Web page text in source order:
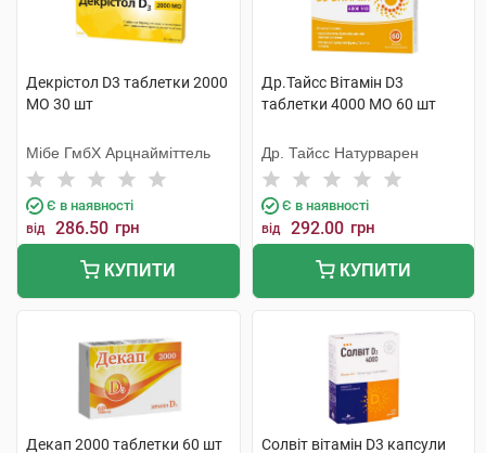
Декрістол D3 таблетки 2000
МО 30 шт
Мібе ГмбХ Арцнайміттель
Є в наявності
від 286.50 грн
КУПИТИ
Др.Тайсс Вітамін D3
таблетки 4000 МО 60 шт
Др. Тайсс Натурварен
Є в наявності
від 292.00 грн
КУПИТИ
Декап 2000 таблетки 60 шт Солвіт вітамін D3 капсули